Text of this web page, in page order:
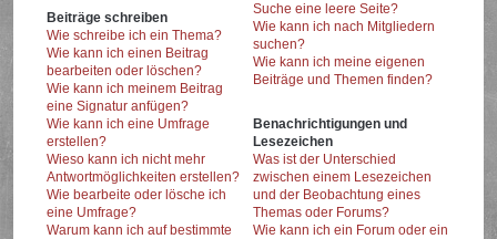
Beiträge schreiben
Wie schreibe ich ein Thema?
Wie kann ich einen Beitrag
bearbeiten oder löschen?
Wie kann ich meinem Beitrag
eine Signatur anfügen?
Wie kann ich eine Umfrage
erstellen?
Wieso kann ich nicht mehr
Antwortmöglichkeiten erstellen?
Wie bearbeite oder lösche ich
eine Umfrage?
Warum kann ich auf bestimmte
Suche eine leere Seite?
Wie kann ich nach Mitgliedern
suchen?
Wie kann ich meine eigenen
Beiträge und Themen finden?
Benachrichtigungen und
Lesezeichen
Was ist der Unterschied
zwischen einem Lesezeichen
und der Beobachtung eines
Themas oder Forums?
Wie kann ich ein Forum oder ein